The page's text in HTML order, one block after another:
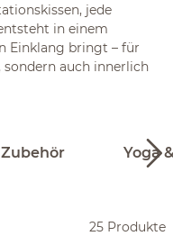
jede
in einem
Einklang bringt – für
auch innerlich
Yoga
25 Produkte